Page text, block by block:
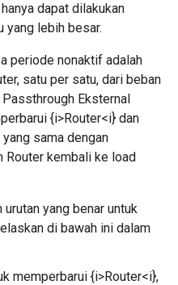
dapat dilakukan
yang lebih besar.
periode nonaktif adalah
satu per satu, dari beban
Eksternal
{i>Router<i} dan
sama dengan
Router kembali ke load
yang benar untuk
di bawah ini dalam
memperbarui {i>Router<i},